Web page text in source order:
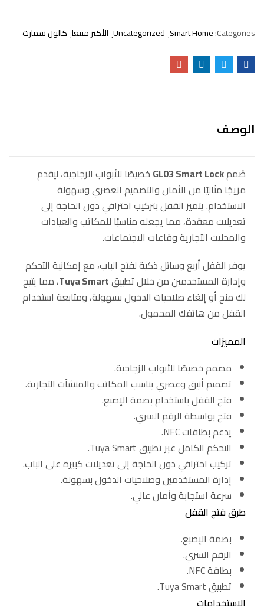
Categories:
Smart Home
Uncategorized الأكثر مبيعا كالون سمارت
الوصف
صُممGL03 Smart Lock خصيصًا للأبواب الزجاجية، ليقدم
مزيجًا مثاليًا من الأمان والتصميم العصري وسهولة
الاستخدام. يتميز القفل بتركيب احترافي دون الحاجة إلى
تعديلات معقدة، مما يجعله مناسبًا للمكاتب والعيادات
والمحلات التجارية وقاعات الاجتماعات.
يوفر القفل أربع وسائل ذكية لفتح الباب، مع إمكانية التحكم
وإدارة المستخدمين من خلال تطبيقTuya Smart، مما يتيح
لك منح أو إلغاء صلاحيات الدخول بسهولة، ومتابعة استخدام
القفل من هاتفك المحمول.
المميزات
مصمم خصيصًا للأبواب الزجاجية.
تصميم أنيق وعصري يناسب المكاتب والمنشآت التجارية.
فتح القفل باستخدام بصمة الإصبع.
فتح بواسطة الرقم السري.
يدعم بطاقات NFC.
التحكم الكامل عبر تطبيق Tuya Smart.
تركيب احترافي دون الحاجة إلى تعديلات كبيرة على الباب.
إدارة المستخدمين وصلاحيات الدخول بسهولة.
سرعة استجابة وأمان عالي.
طرق فتح القفل
بصمة الإصبع.
الرقم السري.
بطاقة NFC.
تطبيق Tuya Smart.
الاستخدامات